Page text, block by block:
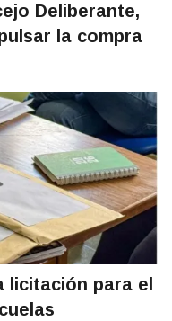
Deliberante,
la compra
licitación para el